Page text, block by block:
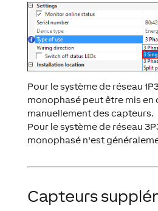
Pour le système de réseau
monophasé peut être mis
manuellement des capteurs.
Pour le système de réseau
monophasé n'est
Capteurs